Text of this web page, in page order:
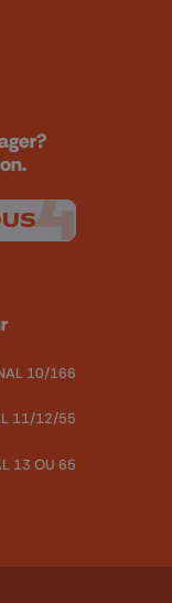
10/166
11/12/55
13 OU 65